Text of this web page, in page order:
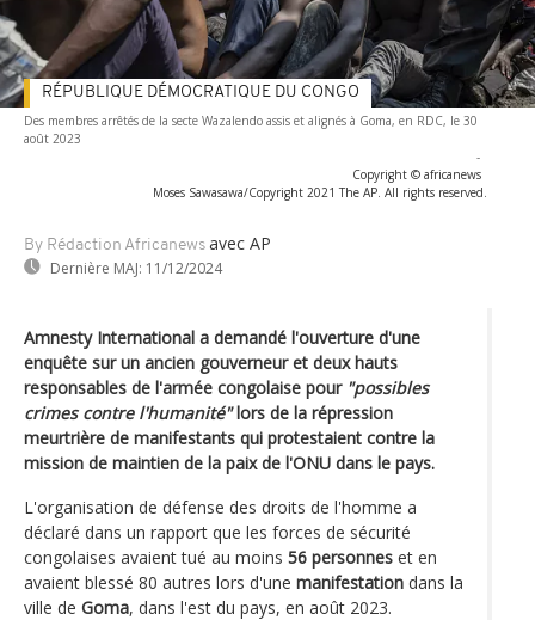
Des membres arrêtés de la secte Wazalendo assis et alignés à Goma, en RDC, le 30
août 2023
-
Copyright © africanews
Moses Sawasawa/Copyright 2021 The AP. All rights reserved.
By Rédaction Africanews avec AP
Dernière MAJ: 11/12/2024
RÉPUBLIQUE DÉMOCRATIQUE DU CONGO
Amnesty International a demandé l'ouverture d'une
enquête sur un ancien gouverneur et deux hauts
responsables de l'armée congolaise pour "possibles
crimes contre l'humanité"lors de la répression
meurtrière de manifestants qui protestaient contre la
mission de maintien de la paix de l'ONU dans le pays.
L'organisation de défense des droits de l'homme a
déclaré dans un rapport que les forces de sécurité
congolaises avaient tué au moins 56 personnes et en
avaient blessé 80 autres lors d'une manifestation dans la
ville de Goma, dans l'est du pays, en août 2023.